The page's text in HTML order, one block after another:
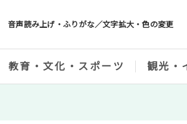
音声読み上げ・ふりがな／文字拡大・色の変更
教育・文化・スポーツ 観光・